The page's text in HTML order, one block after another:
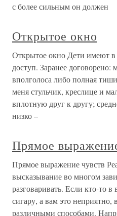
с более сильным он должен
Открытое окно
Открытое окно Дети имеют
доступ. Заранее
вполголоса либо полная
меня стульчик, креслице и
вплотную друг к другу;
низко –
Прямое
Прямое выражение чувств
высказывание во многом
разговаривать. Если кто-то
сигару, а вам это
различными способами.